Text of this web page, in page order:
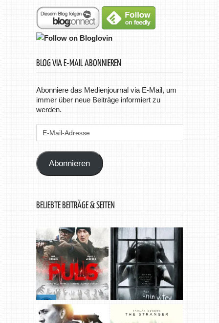
BLOG VIA E-MAIL ABONNIEREN
Abonniere das Medienjournal via E-Mail, um
immer über neue Beiträge informiert zu
werden.
Mail-
Abonnieren
BELIEBTE BEITRÄGE & SEITEN